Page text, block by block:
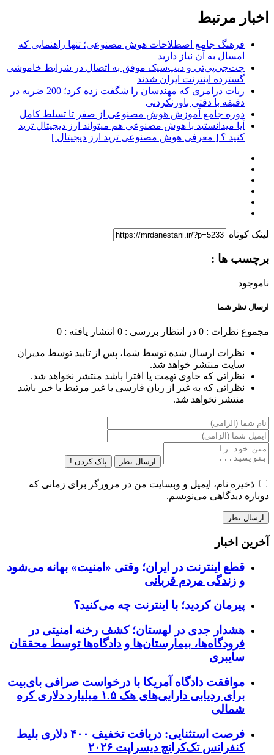
اخبار مرتبط
فرهنگ جامع اصطلاحات هوش مصنوعی؛ تنها راهنمایی که
امسال به آن نیاز دارید
چت‌جی‌پی‌تی و دیپ‌سیک موفق به اتصال در شرایط خاموشی
گسترده اینترنت ایران شدند
ربات درامری که مهندسان را شگفت زده کرد؛ 200 ضربه در
دقیقه با دقتی باورنکردنی
دوره جامع آموزش هوش مصنوعی از صفر تا تسلط کامل
آیا میدانستید با هوش مصنوعی هم میتواند ارز دیجیتال ترید
کنید ؟ [ معرفی هوش مصنوعی ترید ارز دیجیتال ]
لینک کوتاه
برچسب ها :
ناموجود
ارسال نظر شما
مجموع نظرات : 0 در انتظار بررسی : 0 انتشار یافته : 0
نظرات ارسال شده توسط شما، پس از تایید توسط مدیران
سایت منتشر خواهد شد.
نظراتی که حاوی تهمت یا افترا باشد منتشر نخواهد شد.
نظراتی که به غیر از زبان فارسی یا غیر مرتبط با خبر باشد
منتشر نخواهد شد.
ارسال نظر پاک کردن !
ذخیره نام، ایمیل و وبسایت من در مرورگر برای زمانی که
دوباره دیدگاهی می‌نویسم.
آخرین اخبار
قطع اینترنت در ایران؛ وقتی «امنیت» بهانه می‌شود
و زندگی مردم قربانی
پیرمان کردید؛ با اینترنت چه می‌کنید؟
هشدار جدی در لهستان؛ کشف رخنه امنیتی در
فرودگاه‌ها، بیمارستان‌ها و دادگاه‌ها توسط محققان
سایبری
موافقت دادگاه آمریکا با درخواست صرافی بای‌بیت
برای ردیابی دارایی‌های هک ۱.۵ میلیارد دلاری کره
شمالی
فرصت استثنایی: دریافت تخفیف ۴۰۰ دلاری بلیط
کنفرانس تک‌کرانچ دیسراپت ۲۰۲۶